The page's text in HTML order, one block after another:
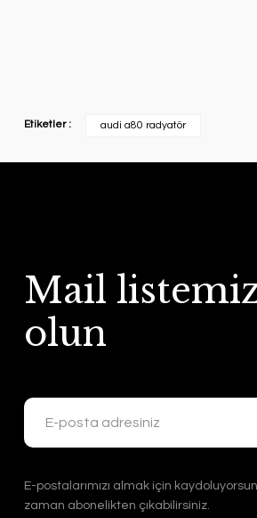
Etiketler : audi a80 radyatör
Mail
olun
E-postalarımızı almak için
zaman abonelikten çıkabilirsiniz.